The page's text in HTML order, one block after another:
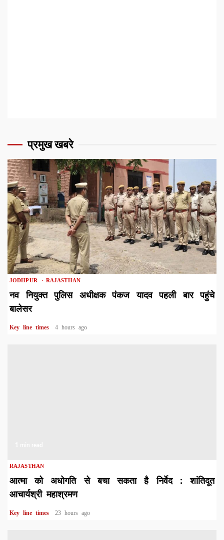
प्रमुख खबरे
1 min read
JODHPUR RAJASTHAN
नव नियुक्त पुलिस अधीक्षक पंकज यादव पहली बार पहुंचे
बालेसर
Key line times 4 hours ago
RAJASTHAN
आत्मा को अधोगति से बचा सकता है निर्वेद : शांतिदूत
आचार्यश्री महाश्रमण
Key line times 23 hours ago